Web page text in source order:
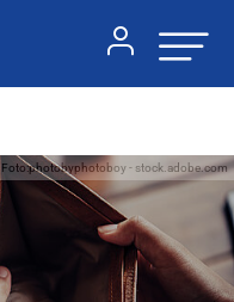
Foto:photobyphotoboy - stock.adobe.com